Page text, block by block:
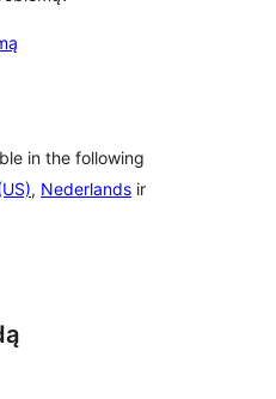
in the following
, Nederlands ir